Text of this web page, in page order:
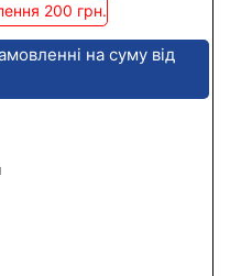
200 грн.
на суму від